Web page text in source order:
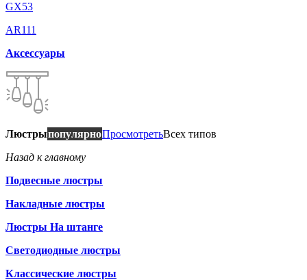
GX53
AR111
Аксессуары
ЛюстрыпопулярноПросмотретьВсех типов
Назад к главному
Подвесные люстры
Накладные люстры
Люстры На штанге
Светодиодные люстры
Классические люстры